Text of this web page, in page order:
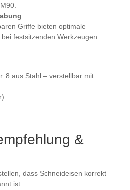
Griffe bieten optimale
festsitzenden Werkzeugen.
8 aus Stahl – verstellbar mit
&
dass Schneideisen korrekt
ist.